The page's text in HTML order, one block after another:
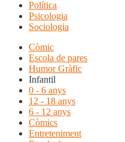
Política
Psicologia
Sociologia
Còmic
Escola de pares
Humor Gràfic
Infantil
0 - 6 anys
12 - 18 anys
6 - 12 anys
Còmics
Entreteniment